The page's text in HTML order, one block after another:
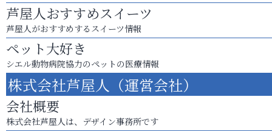
芦屋人おすすめスイーツ
芦屋人がおすすめするスイーツ情報
ペット大好き
シエル動物病院協力のペットの医療情報
株式会社芦屋人（運営会社）
会社概要
株式会社芦屋人は、デザイン事務所です